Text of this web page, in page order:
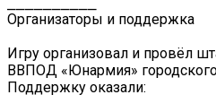
Организаторы и поддержка
Игру организовал и провёл
ВВПОД «Юнармия»
Поддержку оказали: